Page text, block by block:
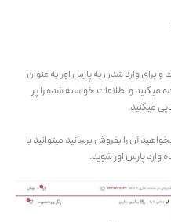
برای وارد شدن به پارس اور به عنوان
میکنید و اطلاعات خواسته شده را پر
میکنید.
آن را بفروش برسانید میتوانید با
وارد پارس اور شوید.